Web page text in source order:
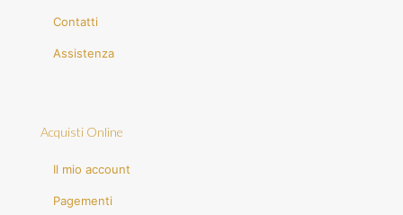
Contatti
Assistenza
Acquisti Online
Il mio account
Pagementi